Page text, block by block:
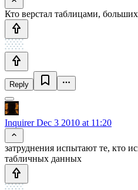
Кто верстал таблицами,
Reply
InquirerDec 3 2010 at 11:20
затруднения испытают те, кто
табличных данных